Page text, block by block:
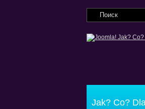
Jak? Co?